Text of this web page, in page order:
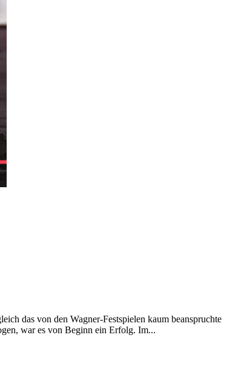
das von den Wagner-Festspielen kaum beanspruchte
war es von Beginn ein Erfolg. Im...